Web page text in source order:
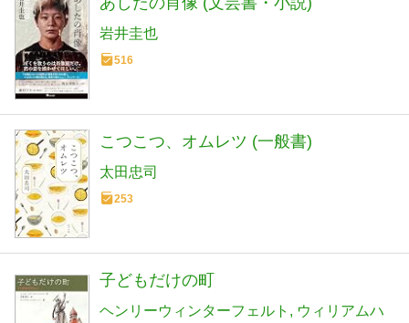
岩井圭也
516
こつこつ、オムレツ (一般書)
太田忠司
253
子どもだけの町
ヘンリーウィンターフェルト
ウィリアムハ